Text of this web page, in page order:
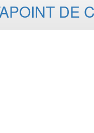
DE